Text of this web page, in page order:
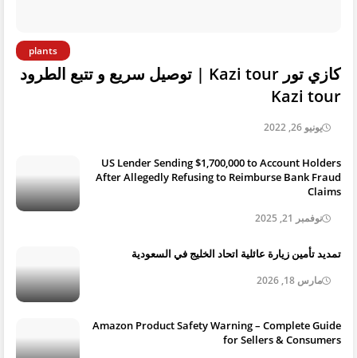
plants
كازي تور Kazi tour | توصيل سريع و تتبع الطرود
Kazi tour
يونيو 26, 2022
US Lender Sending $1,700,000 to Account Holders
After Allegedly Refusing to Reimburse Bank Fraud
Claims
نوفمبر 21, 2025
تمديد تأمين زيارة عائلية اتحاد الخليج في السعودية
مارس 18, 2026
Amazon Product Safety Warning – Complete Guide
for Sellers & Consumers